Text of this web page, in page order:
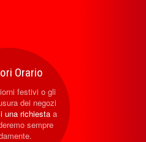
Orario
festivi o gli
dei negozi
una richiesta a
sempre